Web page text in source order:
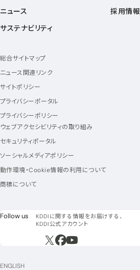
ニュース
サステナビリティ
採用情報
総合サイトマップ
ニュース関連リンク
サイトポリシー
プライバシーポータル
プライバシーポリシー
ウェブアクセシビリティの取り組み
セキュリティポータル
ソーシャルメディアポリシー
動作環境・Cookie情報の利用について
商標について
Follow us フォローアス
KDDIに関する情報をお届けする、
KDDI公式アカウント
新規ウィンドウで開く
新規ウィンドウで開く
新規ウィンドウで開く
ENGLISH